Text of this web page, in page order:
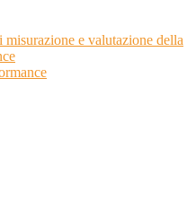
misurazione e valutazione della